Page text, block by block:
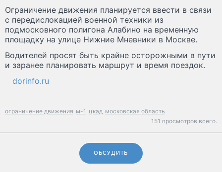
Ограничение движения планируется ввести в связи
с передислокацией военной техники из
подмосковного полигона Алабино на временную
площадку на улице Нижние Мневники в Москве.
Водителей просят быть крайне осторожными в пути
и заранее планировать маршрут и время поездок.
dorinfo.ru
ограничение движения м-1 цкад московская область
151 просмотров всего.
ОБСУДИТЬ